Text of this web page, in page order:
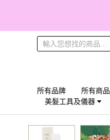
所有品牌 所有商品
美髮工具及儀器